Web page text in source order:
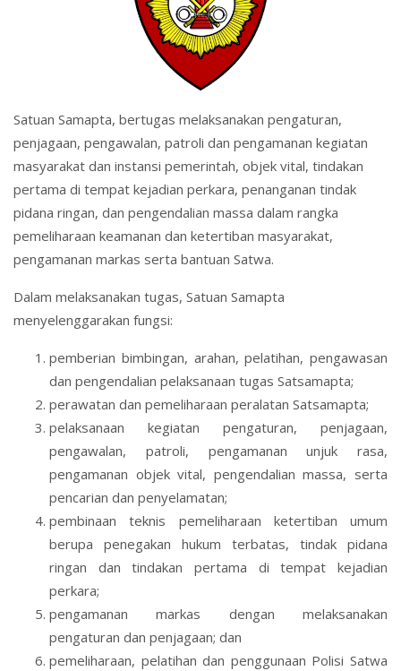
Satuan Samapta, bertugas melaksanakan pengaturan,
penjagaan, pengawalan, patroli dan pengamanan kegiatan
masyarakat dan instansi pemerintah, objek vital, tindakan
pertama di tempat kejadian perkara, penanganan tindak
pidana ringan, dan pengendalian massa dalam rangka
pemeliharaan keamanan dan ketertiban masyarakat,
pengamanan markas serta bantuan Satwa.
Dalam melaksanakan tugas, Satuan Samapta
menyelenggarakan fungsi:
pemberian bimbingan, arahan, pelatihan, pengawasan
dan pengendalian pelaksanaan tugas Satsamapta;
perawatan dan pemeliharaan peralatan Satsamapta;
pelaksanaan kegiatan pengaturan, penjagaan,
pengawalan, patroli, pengamanan unjuk rasa,
pengamanan objek vital, pengendalian massa, serta
pencarian dan penyelamatan;
pembinaan teknis pemeliharaan ketertiban umum
berupa penegakan hukum terbatas, tindak pidana
ringan dan tindakan pertama di tempat kejadian
perkara;
pengamanan markas dengan melaksanakan
pengaturan dan penjagaan; dan
pemeliharaan, pelatihan dan penggunaan Polisi Satwa